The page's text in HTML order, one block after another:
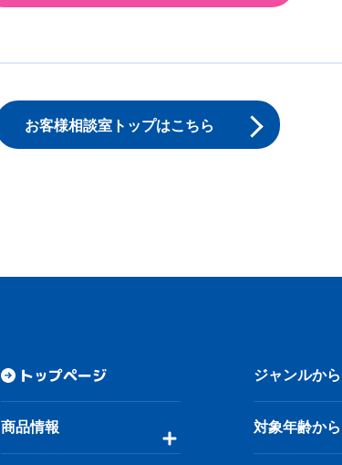
お客様相談室トップはこちら
トップページ
商品情報
ジャンルか
対象年齢か